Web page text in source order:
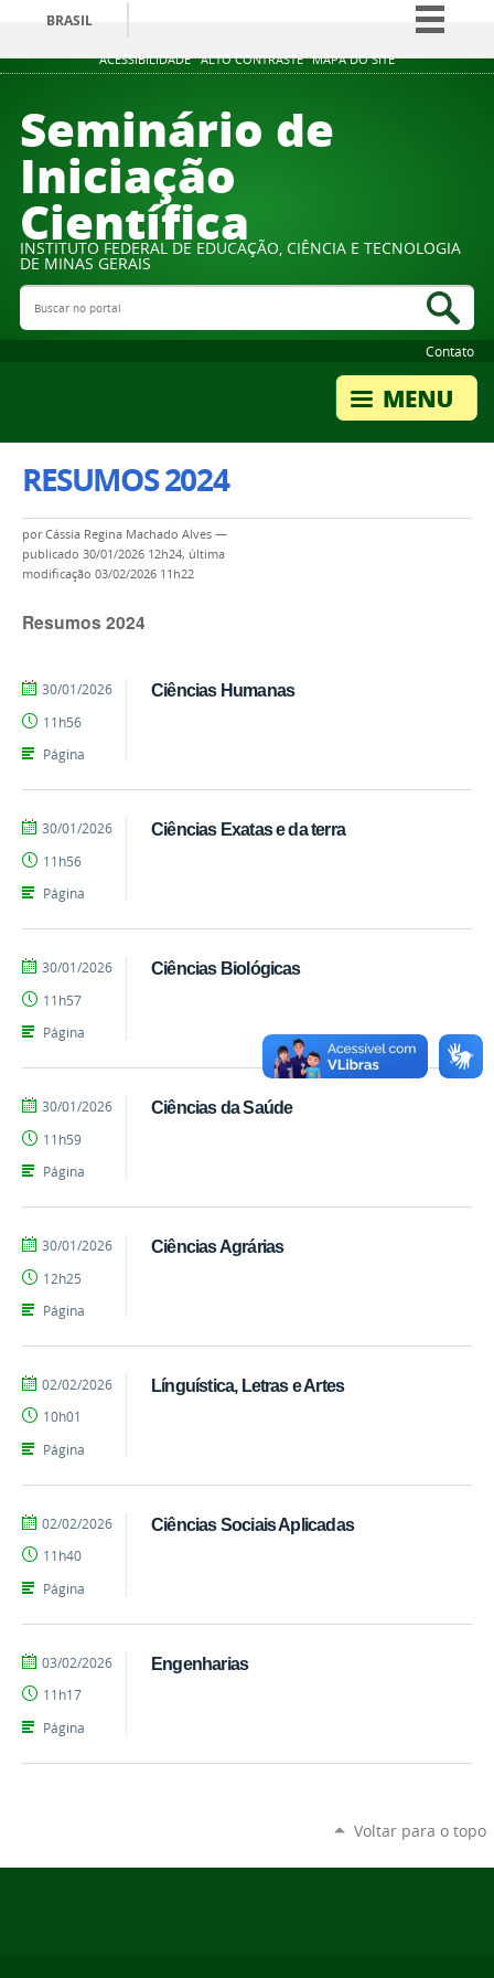
ACESSIBILIDADE ALTO CONTRASTE MAPA DO SITE
BRASIL
Simplifique!
Participe
Seminário de
Iniciação
Científica
INSTITUTO FEDERAL DE EDUCAÇÃO, CIÊNCIA E TECNOLOGIA
DE MINAS GERAIS
Buscar no portal
Contato
RESUMOS 2024
porCássia Regina Machado Alves —
publicado 30/01/2026 12h24, última
modificação 03/02/2026 11h22
Resumos 2024
Ciências Humanas
por
Regina
Machado
publicado
30/01/2026
11h56
Página
Ciências Exatas e da terra
por
Regina
Machado
publicado
30/01/2026
11h56
Página
Ciências Biológicas
por
Regina
Machado
publicado
30/01/2026
11h57
Página
Ciências da Saúde
por
Regina
Machado
publicado
30/01/2026
11h59
Página
Ciências Agrárias
por
Regina
Machado
publicado
30/01/2026
12h25
Página
Línguística, Letras e Artes
por
Regina
Machado
publicado
02/02/2026
10h01
Página
Ciências Sociais Aplicadas
por
Regina
Machado
publicado
02/02/2026
11h40
Página
Engenharias
por
publicado
03/02/2026
11h17
Página
Voltar para o topo